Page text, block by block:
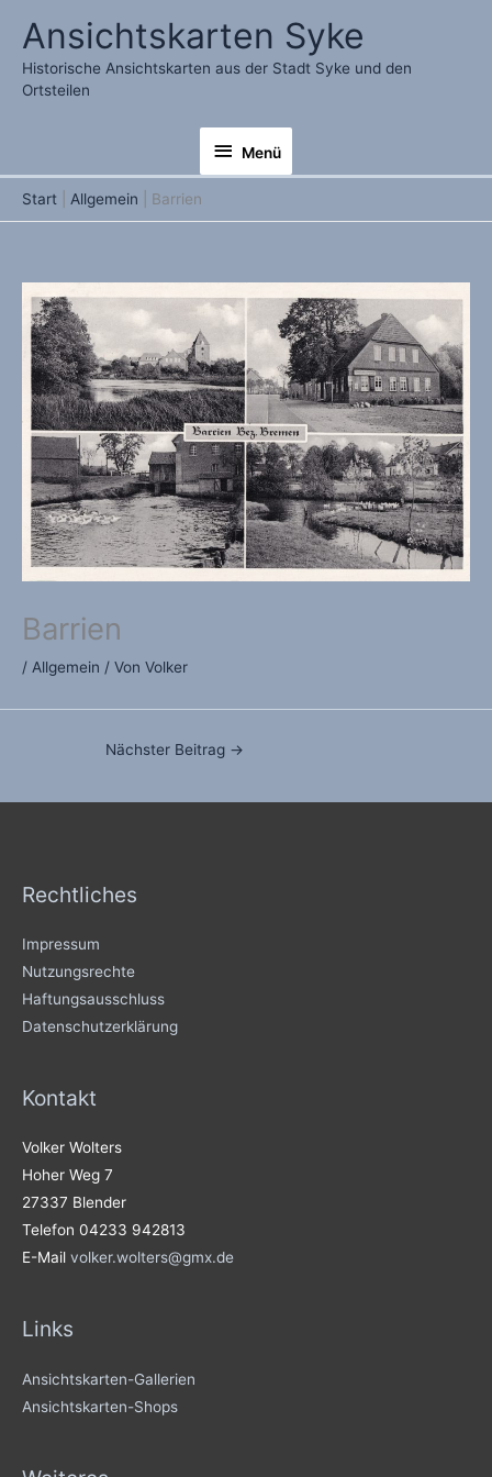
Inhalt
springen
Ansichtskarten Syke
Historische Ansichtskarten aus der Stadt Syke und den
Ortsteilen
Menü
Menü
Start Allgemein Barrien
Barrien
/ Allgemein / Von Volker
Nächster Beitrag →
Rechtliches
Impressum
Nutzungsrechte
Haftungsausschluss
Datenschutzerklärung
Kontakt
Volker Wolters
Hoher Weg 7
27337 Blender
Telefon 04233 942813
E-Mail volker.wolters@gmx.de
Links
Ansichtskarten-Gallerien
Ansichtskarten-Shops